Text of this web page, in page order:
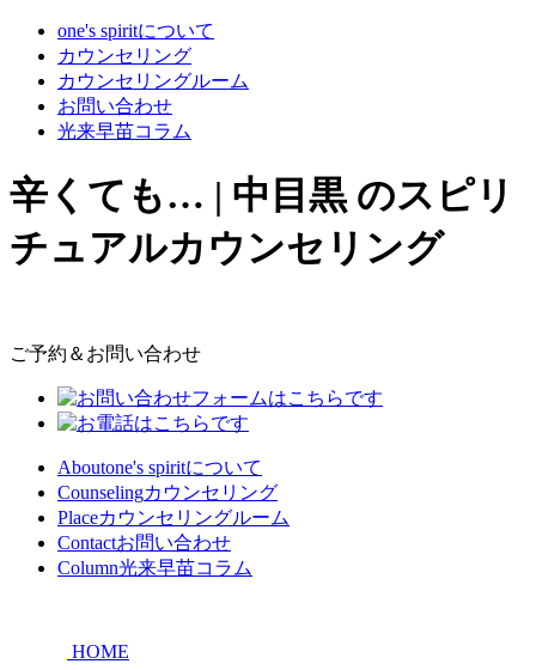
one's spiritについて
カウンセリング
カウンセリングルーム
お問い合わせ
光来早苗コラム
辛くても… | 中目黒 のスピリ
チュアルカウンセリング
ご予約＆お問い合わせ
Aboutone's spiritについて
Counselingカウンセリング
Placeカウンセリングルーム
Contactお問い合わせ
Column光来早苗コラム
HOME